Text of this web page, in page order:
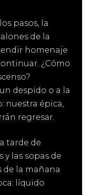
pasos, la
de la
homenaje
¿Cómo
despido o a la
nuestra épica,
regresar.
tarde de
y las sopas de
de la mañana
líquido